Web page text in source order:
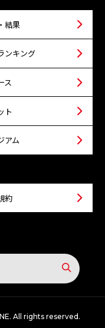
結果
ンキング
ス
ト
アム
約
All rights reserved.